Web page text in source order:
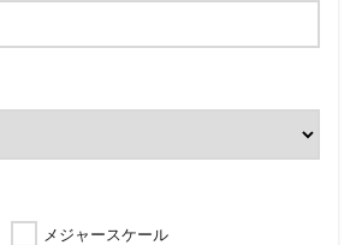
メジャースケール